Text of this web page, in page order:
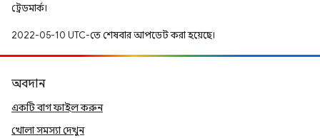
ট্রেডমার্ক।
2022-05-10 UTC-তে শেষবার আপডেট করা হয়েছে।
অবদান
একটি বাগ ফাইল করুন
খোলা সমস্যা দেখুন